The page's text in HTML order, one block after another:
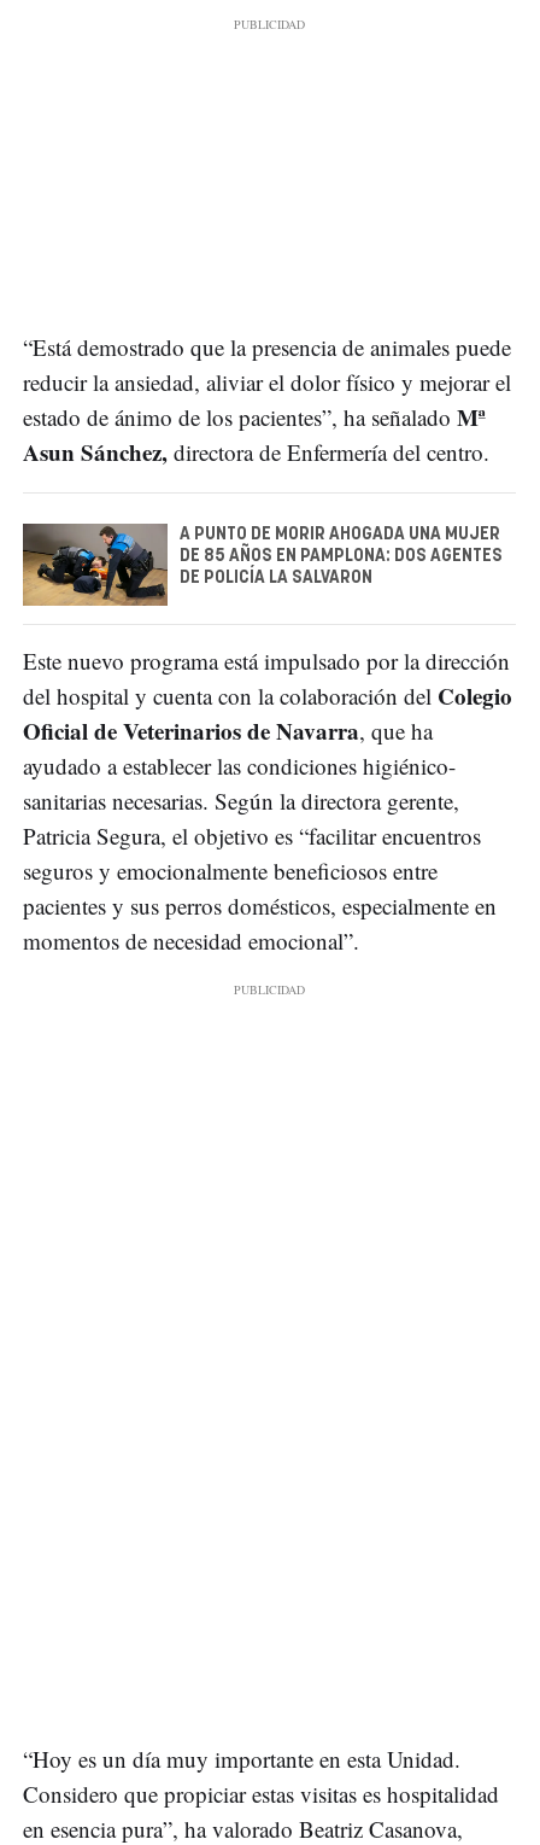
“Está demostrado que la presencia de animales puede
reducir la ansiedad, aliviar el dolor físico y mejorar el
estado de ánimo de los pacientes”, ha señalado Mª
Asun Sánchez, directora de Enfermería del centro.
A PUNTO DE MORIR AHOGADA UNA MUJER
DE 85 AÑOS EN PAMPLONA: DOS AGENTES
DE POLICÍA LA SALVARON
Este nuevo programa está impulsado por la dirección
del hospital y cuenta con la colaboración del Colegio
Oficial de Veterinarios de Navarra, que ha
ayudado a establecer las condiciones higiénico-
sanitarias necesarias. Según la directora gerente,
Patricia Segura, el objetivo es “facilitar encuentros
seguros y emocionalmente beneficiosos entre
pacientes y sus perros domésticos, especialmente en
momentos de necesidad emocional”.
“Hoy es un día muy importante en esta Unidad.
Considero que propiciar estas visitas es hospitalidad
en esencia pura”, ha valorado Beatriz Casanova,